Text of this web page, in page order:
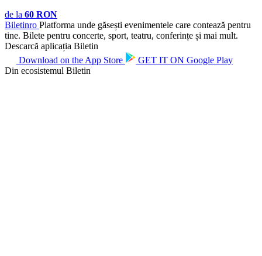
de la 60 RON
Biletinro Platforma unde găsești evenimentele care contează pentru
tine. Bilete pentru concerte, sport, teatru, conferințe și mai mult.
Descarcă aplicația Biletin
Download on the App Store GET IT ON Google Play
Din ecosistemul Biletin